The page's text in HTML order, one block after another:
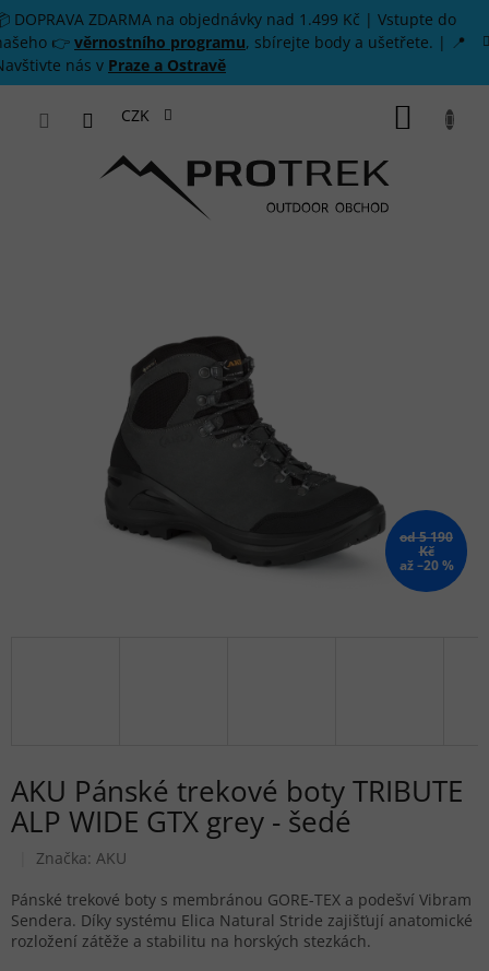
Přejít na obsah
DOPRAVA ZDARMA na objednávky nad 1.499 Kč | Vstupte do
👉 věrnostního programu, sbírejte body a ušetřete. | 📍
nás v Praze a Ostravě
CZK
od 5 190
Kč
až –20 %
AKU Pánské trekové boty TRIBUTE
ALP WIDE GTX grey - šedé
Značka: AKU
Pánské trekové boty s membránou GORE-TEX a podešví Vibram
Sendera. Díky systému Elica Natural Stride zajišťují anatomické
rozložení zátěže a stabilitu na horských stezkách.